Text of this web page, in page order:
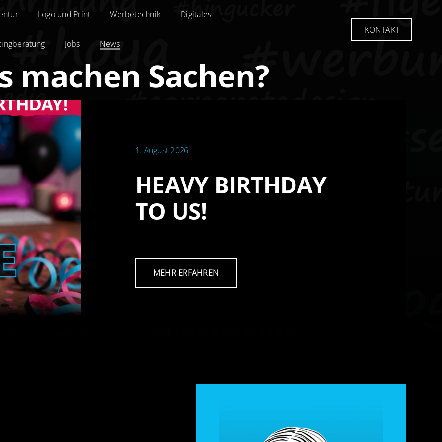
Logo und Print Werbetechnik Digitales
Jobs News
KONTAKT
Logo und Print Werbetechnik Digitales
Jobs News
KONTAKT
machen Sachen?
1. August 2026
HEAVY BIRTHDAY
TO US!
MEHR ERFAHREN